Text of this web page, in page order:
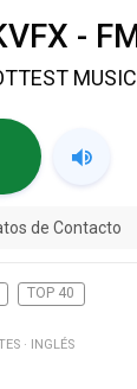
-
MUSIC
de Contacto
TOP 40
· INGLÉS